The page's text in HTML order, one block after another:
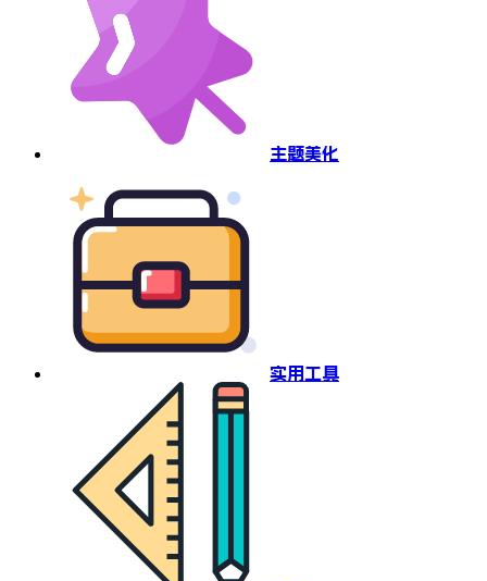
主题美化
实用工具